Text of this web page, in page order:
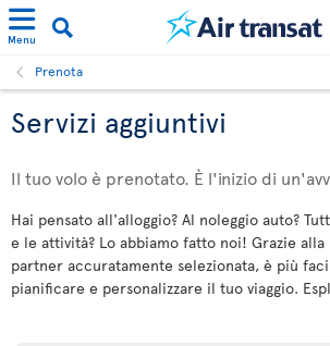
Menu
Prenota
Servizi aggiuntivi
Il tuo volo è prenotato. È l'inizio di
Hai pensato all'alloggio? Al noleggio auto?
e le attività? Lo abbiamo fatto noi! Grazie
partner accuratamente selezionata, è più
pianificare e personalizzare il tuo viaggio.